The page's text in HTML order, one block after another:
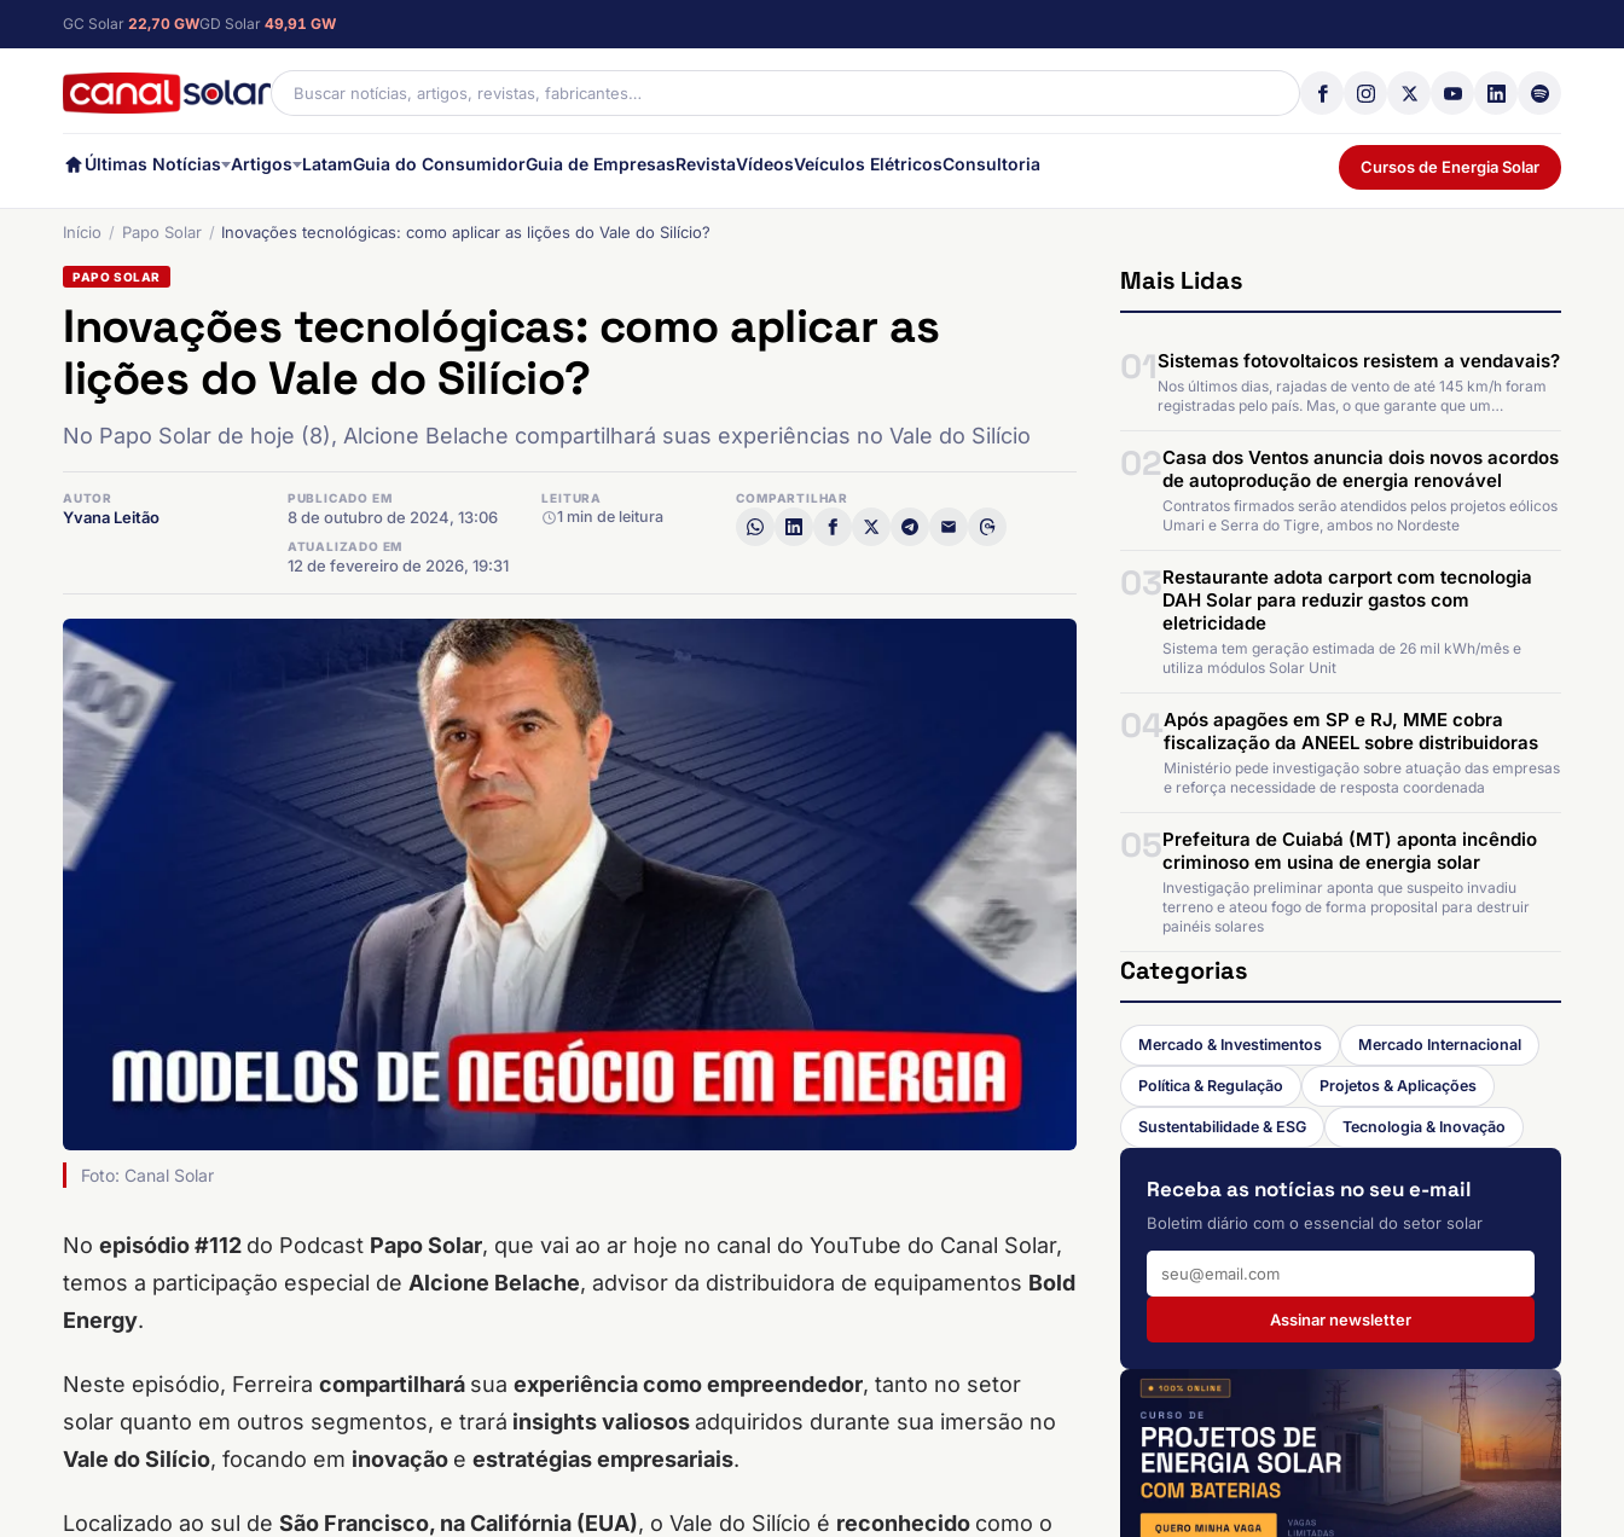
GC Solar 22,70 GWGD Solar 49,91 GW
Últimas Notícias Artigos LatamGuia do ConsumidorGuia de EmpresasRevistaVídeosVeículos ElétricosConsultoria Cursos de Energia Solar
Início Papo Solar Inovações tecnológicas: como aplicar as lições do Vale do Silício?
PAPO SOLAR
Inovações tecnológicas: como aplicar as
lições do Vale do Silício?
No Papo Solar de hoje (8), Alcione Belache compartilhará suas experiências no Vale do Silício
AUTOR
Yvana Leitão
PUBLICADO EM
8 de outubro de 2024, 13:06
ATUALIZADO EM
12 de fevereiro de 2026, 19:31
LEITURA
1 min de leitura
COMPARTILHAR
Foto: Canal Solar
No episódio #112 do Podcast Papo Solar, que vai ao ar hoje no canal do YouTube do Canal Solar,
temos a participação especial de Alcione Belache, advisor da distribuidora de equipamentos Bold
Energy.
Neste episódio, Ferreira compartilhará sua experiência como empreendedor, tanto no setor
solar quanto em outros segmentos, e trará insights valiososadquiridos durante sua imersão no
Vale do Silício, focando em inovação e estratégias empresariais.
Localizado ao sul de São Francisco, na Califórnia (EUA), o Vale do Silício é reconhecido como o
Mais Lidas
01Sistemas fotovoltaicos resistem a vendavais?
Nos últimos dias, rajadas de vento de até 145 km/h foram
registradas pelo país. Mas, o que garante que um…
02Casa dos Ventos anuncia dois novos acordos
de autoprodução de energia renovável
Contratos firmados serão atendidos pelos projetos eólicos
Umari e Serra do Tigre, ambos no Nordeste
03Restaurante adota carport com tecnologia
DAH Solar para reduzir gastos com
eletricidade
Sistema tem geração estimada de 26 mil kWh/mês e
utiliza módulos Solar Unit
04Após apagões em SP e RJ, MME cobra
fiscalização da ANEEL sobre distribuidoras
Ministério pede investigação sobre atuação das empresas
e reforça necessidade de resposta coordenada
05Prefeitura de Cuiabá (MT) aponta incêndio
criminoso em usina de energia solar
Investigação preliminar aponta que suspeito invadiu
terreno e ateou fogo de forma proposital para destruir
painéis solares
Categorias
Mercado & Investimentos Mercado Internacional
Política & Regulação Projetos & Aplicações
Sustentabilidade & ESG Tecnologia & Inovação
Receba as notícias no seu e-mail
Boletim diário com o essencial do setor solar
Assinar newsletter